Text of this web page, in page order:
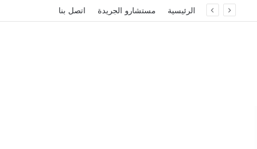
الرئيسية مستشارو الجريدة اتصل بنا